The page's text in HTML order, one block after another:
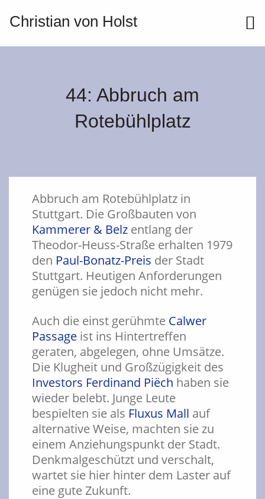
Christian von Holst
44: Abbruch am
Rotebühlplatz
Abbruch am Rotebühlplatz in
Stuttgart. Die Großbauten von
Kammerer & Belz entlang der
Theodor-Heuss-Straße erhalten 1979
den Paul-Bonatz-Preis der Stadt
Stuttgart. Heutigen Anforderungen
genügen sie jedoch nicht mehr.
Auch die einst gerühmte Calwer
Passage ist ins Hintertreffen
geraten, abgelegen, ohne Umsätze.
Die Klugheit und Großzügigkeit des
Investors Ferdinand Piëch haben sie
wieder belebt. Junge Leute
bespielten sie als Fluxus Mall auf
alternative Weise, machten sie zu
einem Anziehungspunkt der Stadt.
Denkmalgeschützt und verschalt,
wartet sie hier hinter dem Laster auf
eine gute Zukunft.